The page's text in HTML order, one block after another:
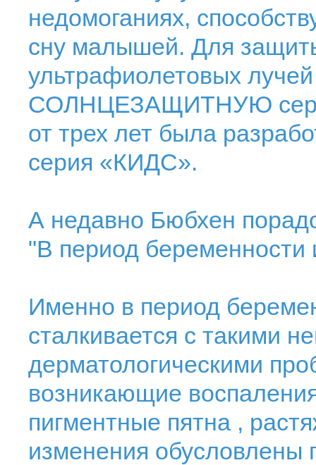
недомоганиях,
сну малышей. Для
ультрафиолетовых
СОЛНЦЕЗАЩИТНУЮ
от трех лет была
серия «КИДС».
А недавно Бюбхен
"В период беременности
Именно в период
сталкивается с такими
дерматологическими
возникающие
пигментные пятна ,
изменения